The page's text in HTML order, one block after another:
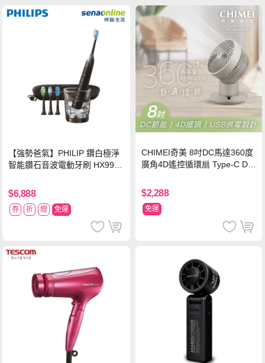
【強勢爸氣】PHILIP 鑽白極淨
智能鑽石音波電動牙刷 HX9924
$6,888
券 折 贈 免運
CHIMEI奇美 8吋DC馬達360度
廣角4D遙控循環扇 Type-C DF-
$2,288
免運